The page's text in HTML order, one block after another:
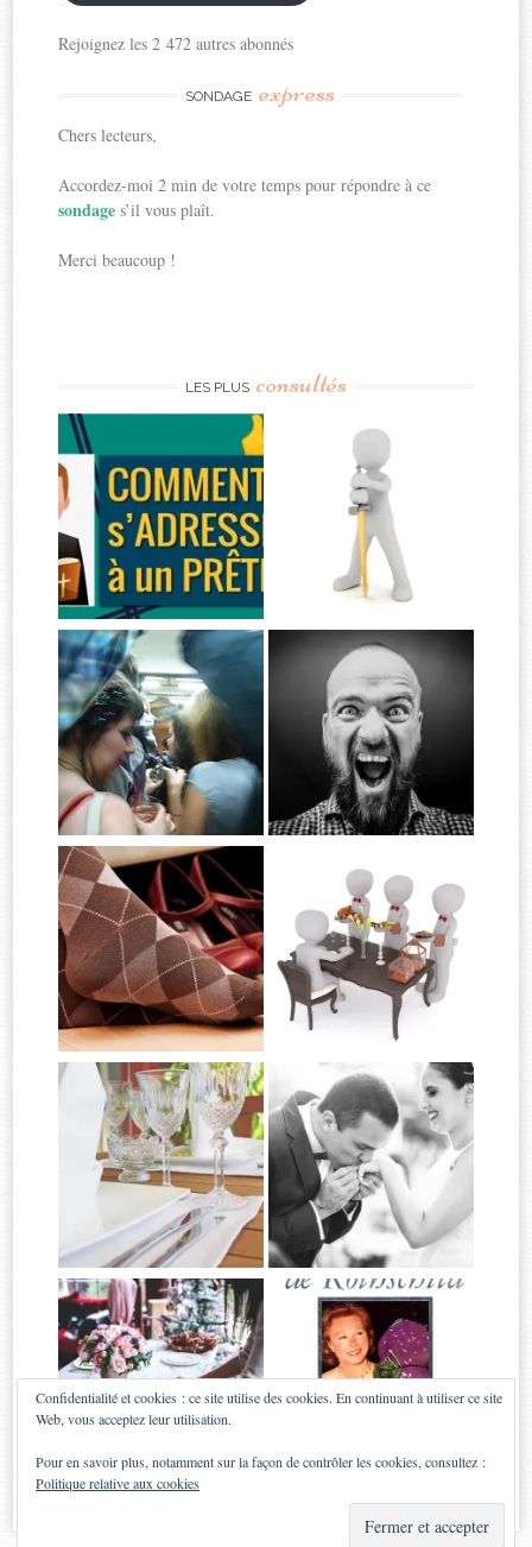
Rejoignez les 2 472 autres abonnés
SONDAGE express
Chers lecteurs,
Accordez-moi 2 min de votre temps pour répondre à ce
sondages’il vous plaît.
Merci beaucoup !
LES PLUS consultés
Confidentialité et cookies : ce site utilise des cookies. En continuant à utiliser ce site
Web, vous acceptez leur utilisation.
Pour en savoir plus, notamment sur la façon de contrôler les cookies, consultez :
Politique relative aux cookies